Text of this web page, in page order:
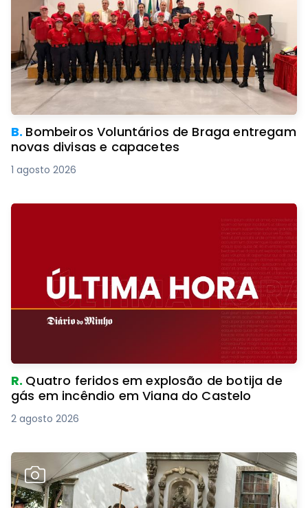
B. Bombeiros Voluntários de Braga entregam
novas divisas e capacetes
1 agosto 2026
R. Quatro feridos em explosão de botija de
gás em incêndio em Viana do Castelo
2 agosto 2026